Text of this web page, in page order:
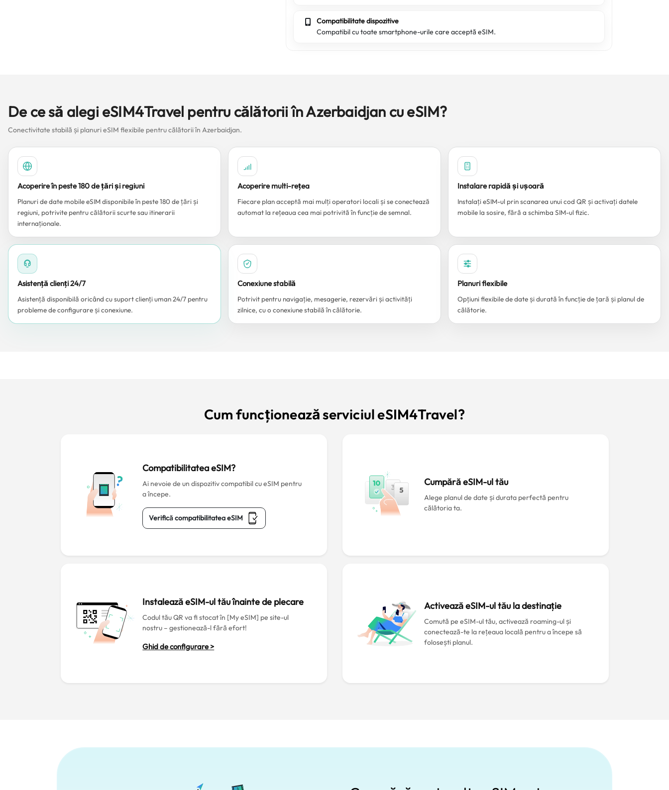
Compatibilitate dispozitive
Compatibil cu toate smartphone-urile care acceptă eSIM.
De ce să alegi eSIM4Travel pentru călătorii în Azerbaidjan cu eSIM?
Conectivitate stabilă și planuri eSIM flexibile pentru călătorii în Azerbaidjan.
Acoperire în peste 180 de țări și regiuni
Planuri de date mobile eSIM disponibile în peste 180 de țări și
regiuni, potrivite pentru călătorii scurte sau itinerarii
internaționale.
Acoperire multi-rețea
Fiecare plan acceptă mai mulți operatori locali și se conectează
automat la rețeaua cea mai potrivită în funcție de semnal.
Instalare rapidă și ușoară
Instalați eSIM-ul prin scanarea unui cod QR și activați datele
mobile la sosire, fără a schimba SIM-ul fizic.
Asistență clienți 24/7
Asistență disponibilă oricând cu suport clienți uman 24/7 pentru
probleme de configurare și conexiune.
Conexiune stabilă
Potrivit pentru navigație, mesagerie, rezervări și activități
zilnice, cu o conexiune stabilă în călătorie.
Planuri flexibile
Opțiuni flexibile de date și durată în funcție de țară și planul de
călătorie.
Cum funcționează serviciul eSIM4Travel?
Compatibilitatea eSIM?
Ai nevoie de un dispozitiv compatibil cu eSIM pentru
a începe.
Verifică compatibilitatea eSIM
Cumpără eSIM-ul tău
Alege planul de date și durata perfectă pentru
călătoria ta.
Instalează eSIM-ul tău înainte de plecare
Codul tău QR va fi stocat în [My eSIM] pe site-ul
nostru – gestionează-l fără efort!
Ghid de configurare >
Activează eSIM-ul tău la destinație
Comută pe eSIM-ul tău, activează roaming-ul și
conectează-te la rețeaua locală pentru a începe să
folosești planul.